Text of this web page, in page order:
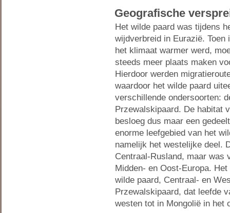
Geografische
Het wilde paard was tijdens
wijdverbreid in Eurazië. Toen
het klimaat warmer werd,
steeds meer plaats maken
Hierdoor werden
waardoor het wilde paard
verschillende ondersoorten:
Przewalskipaard. De habitat
besloeg dus maar een
enorme leefgebied van het
namelijk het westelijke deel.
Centraal-Rusland, maar was
Midden- en Oost-Europa.
wilde paard, Centraal- en
Przewalskipaard, dat leefde
westen tot in Mongolië in het